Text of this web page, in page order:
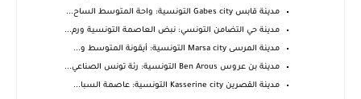
مدينة قابس Gabes city التونسية: واحة المتوسط الساح...
مدينة حي التضامن التونسي: نبض العاصمة التونسية ورم...
مدينة المرسى Marsa city التونسية: أيقونة المتوسط و...
مدينة بن عروس Ben Arous التونسية: رئة تونس الصناعي...
مدينة القصرين Kasserine city التونسية: عاصمة السبا...